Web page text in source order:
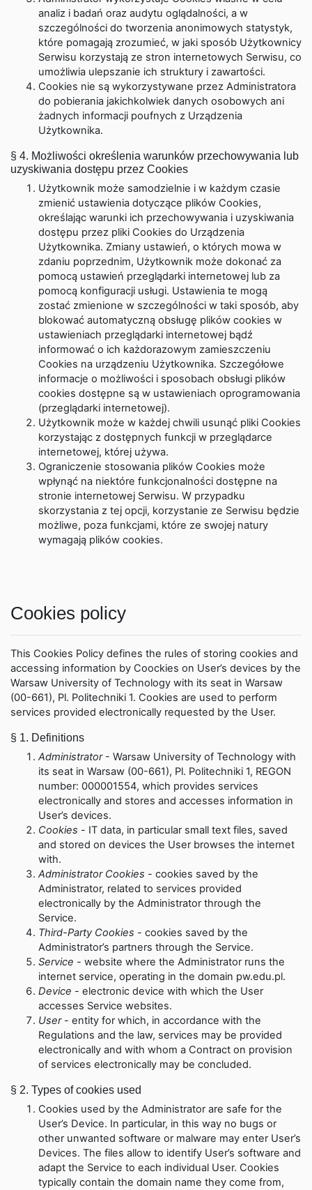
analiz i badań oraz audytu oglądalności, a w
szczególności do tworzenia anonimowych statystyk,
które pomagają zrozumieć, w jaki sposób Użytkownicy
Serwisu korzystają ze stron internetowych Serwisu, co
umożliwia ulepszanie ich struktury i zawartości.
Cookies nie są wykorzystywane przez Administratora
do pobierania jakichkolwiek danych osobowych ani
żadnych informacji poufnych z Urządzenia
Użytkownika.
§ 4. Możliwości określenia warunków przechowywania lub
uzyskiwania dostępu przez Cookies
Użytkownik może samodzielnie i w każdym czasie
zmienić ustawienia dotyczące plików Cookies,
określając warunki ich przechowywania i uzyskiwania
dostępu przez pliki Cookies do Urządzenia
Użytkownika. Zmiany ustawień, o których mowa w
zdaniu poprzednim, Użytkownik może dokonać za
pomocą ustawień przeglądarki internetowej lub za
pomocą konfiguracji usługi. Ustawienia te mogą
zostać zmienione w szczególności w taki sposób, aby
blokować automatyczną obsługę plików cookies w
ustawieniach przeglądarki internetowej bądź
informować o ich każdorazowym zamieszczeniu
Cookies na urządzeniu Użytkownika. Szczegółowe
informacje o możliwości i sposobach obsługi plików
cookies dostępne są w ustawieniach oprogramowania
(przeglądarki internetowej).
Użytkownik może w każdej chwili usunąć pliki Cookies
korzystając z dostępnych funkcji w przeglądarce
internetowej, której używa.
Ograniczenie stosowania plików Cookies może
wpłynąć na niektóre funkcjonalności dostępne na
stronie internetowej Serwisu. W przypadku
skorzystania z tej opcji, korzystanie ze Serwisu będzie
możliwe, poza funkcjami, które ze swojej natury
wymagają plików cookies.
Cookies policy
This Cookies Policy defines the rules of storing cookies and
accessing information by Coockies on User’s devices by the
Warsaw University of Technology with its seat in Warsaw
(00-661), Pl. Politechniki 1. Cookies are used to perform
services provided electronically requested by the User.
§ 1. Definitions
Administrator- Warsaw University of Technology with
its seat in Warsaw (00-661), Pl. Politechniki 1, REGON
number: 000001554, which provides services
electronically and stores and accesses information in
User’s devices.
Cookies - IT data, in particular small text files, saved
and stored on devices the User browses the internet
with.
AdministratorCookies - cookies saved by the
Administrator, related to services provided
electronically by the Administrator through the
Service.
Third-Party Cookies - cookies saved by the
Administrator’s partners through the Service.
Service - website where the Administrator runs the
internet service, operating in the domain pw.edu.pl.
Device - electronic device with which the User
accesses Service websites.
User - entity for which, in accordance with the
Regulations and the law, services may be provided
electronically and with whom a Contract on provision
of services electronically may be concluded.
§ 2. Types of cookies used
Cookies used by the Administrator are safe for the
User’s Device. In particular, in this way no bugs or
other unwanted software or malware may enter User’s
Devices. The files allow to identify User’s software and
adapt the Service to each individual User. Cookies
typically contain the domain name they come from,